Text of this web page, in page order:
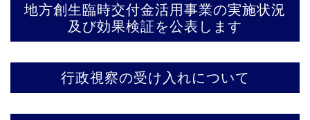
地方創生臨時交付金活用事業の実施状況
及び効果検証を公表します
行政視察の受け入れについて